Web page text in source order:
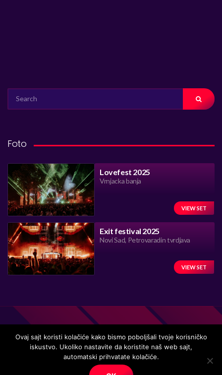
FOR:
Foto
Lovefest 2025
Vrnjacka banja
VIEW SET
Exit festival 2025
Novi Sad, Petrovaradin tvrdjava
VIEW SET
Handmade in Serbia 15 years ago, while listening to the great
Ovaj sajt koristi kolačiće kako bismo poboljšali tvoje korisničko
iskustvo. Ukoliko nastavite da koristite naš web sajt,
automatski prihvatate kolačiće.